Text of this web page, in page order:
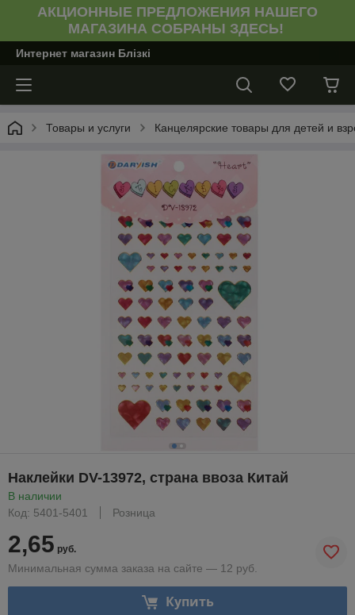
АКЦИОННЫЕ ПРЕДЛОЖЕНИЯ НАШЕГО
МАГАЗИНА СОБРАНЫ ЗДЕСЬ!
Интернет магазин Блiзкi
Товары и услуги Канцелярские товары для детей и
Наклейки DV-13972, страна ввоза Китай
В наличии
Код: 5401-5401
Розница
2,65 руб.
Минимальная сумма заказа на сайте — 12 руб.
Купить